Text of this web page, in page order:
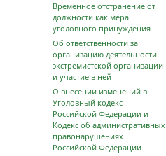
Временное отстранение от
должности как мера
уголовного принуждения
Об ответственности за
организацию деятельности
экстремистской организации
и участие в ней
О внесении изменений в
Уголовный кодекс
Российской Федерации и
Кодекс об административных
правонарушениях
Российской Федерации